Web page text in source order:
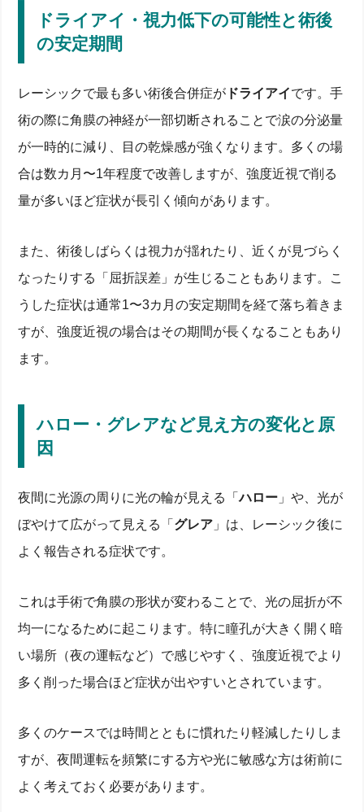
ドライアイ・視力低下の可能性と術後
の安定期間
レーシックで最も多い術後合併症が ドライアイです。手
術の際に角膜の神経が一部切断されることで涙の分泌量
が一時的に減り、目の乾燥感が強くなります。多くの場
合は数カ月〜1年程度で改善しますが、強度近視で削る
量が多いほど症状が長引く傾向があります。
また、術後しばらくは視力が揺れたり、近くが見づらく
なったりする「屈折誤差」が生じることもあります。こ
うした症状は通常1〜3カ月の安定期間を経て落ち着きま
すが、強度近視の場合はその期間が長くなることもあり
ます。
ハロー・グレアなど見え方の変化と原
因
夜間に光源の周りに光の輪が見える「ハロー 」や、光が
ぼやけて広がって見える「 グレア 」は、レーシック後に
よく報告される症状です。
これは手術で角膜の形状が変わることで、光の屈折が不
均一になるために起こります。特に瞳孔が大きく開く暗
い場所（夜の運転など）で感じやすく、強度近視でより
多く削った場合ほど症状が出やすいとされています。
多くのケースでは時間とともに慣れたり軽減したりしま
すが、夜間運転を頻繁にする方や光に敏感な方は術前に
よく考えておく必要があります。